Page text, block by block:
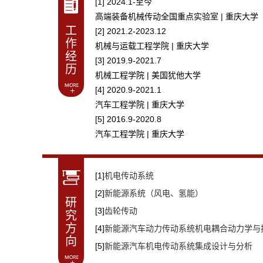
工
作
经
历
高端装备机械传动全国重点实验室 | 重庆大学
[2] 2021.2-2023.12
机械与运载工程学院 | 重庆大学
[3] 2019.9-2021.7
机械工程学院 | 美国犹他大学
[4] 2020.9-2021.1
汽车工程学院 | 重庆大学
[5] 2016.9-2020.8
汽车工程学院 | 重庆大学
研
究
方
向
[1]机电传动系统
[2]新能源系统（风电、氢能）
[3]齿轮传动
[4]新能源汽车动力传动系统机电耦合动力学与
[5]新能源汽车机电传动系统集成设计与分析